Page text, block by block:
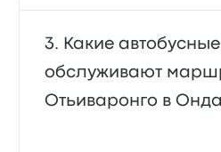
Какие
обслуживают
Отьиваронго в